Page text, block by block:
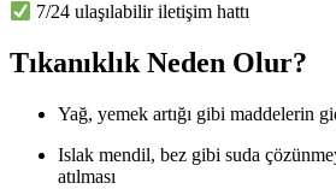
7/24 ulaşılabilir iletişim hattı
Tıkanıklık Neden Olur?
Yağ, yemek artığı gibi maddelerin
Islak mendil, bez gibi suda
atılması